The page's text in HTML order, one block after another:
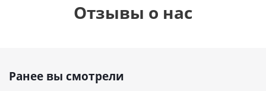
Отзывы о нас
Ранее вы смотрели